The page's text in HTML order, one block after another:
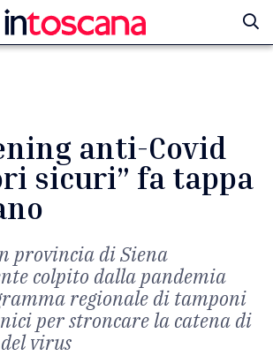
anti-Covid
sicuri” fa tappa
provincia di Siena
colpito dalla pandemia
regionale di tamponi
per stroncare la catena di
virus